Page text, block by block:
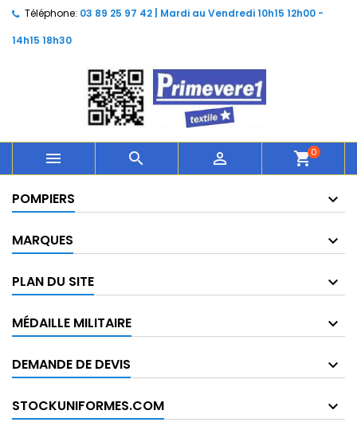
Téléphone: 03 89 25 97 42 | Mardi au Vendredi 10h15 12h00 -
14h15 18h30
   shopping_cart0
POMPIERS
MARQUES
PLAN DU SITE
MÉDAILLE MILITAIRE
DEMANDE DE DEVIS
STOCKUNIFORMES.COM